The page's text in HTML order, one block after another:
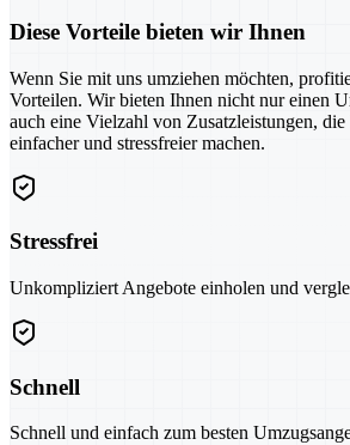
Diese Vorteile bieten wir Ihnen
Wenn Sie mit uns umziehen möchten,
Vorteilen. Wir bieten Ihnen nicht nur einen
auch eine Vielzahl von Zusatzleistungen,
einfacher und stressfreier machen.
Stressfrei
Unkompliziert Angebote einholen und
Schnell
Schnell und einfach zum besten